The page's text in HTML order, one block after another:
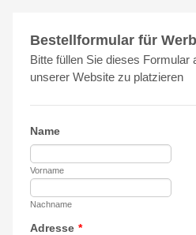
Bestellformular für
Bitte füllen Sie dieses Formular
unserer Website zu platzieren
Name
Vorname
Nachname
Adresse *